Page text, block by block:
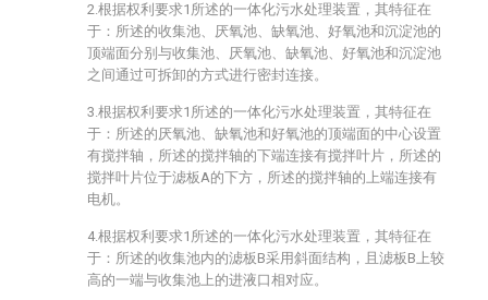
2.根据权利要求1所述的一体化污水处理装置，其特征在
于：所述的收集池、厌氧池、缺氧池、好氧池和沉淀池的
顶端面分别与收集池、厌氧池、缺氧池、好氧池和沉淀池
之间通过可拆卸的方式进行密封连接。
3.根据权利要求1所述的一体化污水处理装置，其特征在
于：所述的厌氧池、缺氧池和好氧池的顶端面的中心设置
有搅拌轴，所述的搅拌轴的下端连接有搅拌叶片，所述的
搅拌叶片位于滤板A的下方，所述的搅拌轴的上端连接有
电机。
4.根据权利要求1所述的一体化污水处理装置，其特征在
于：所述的收集池内的滤板B采用斜面结构，且滤板B上较
高的一端与收集池上的进液口相对应。